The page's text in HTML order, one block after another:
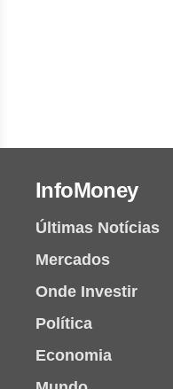
InfoMoney
Últimas Notícias
Mercados
Onde Investir
Política
Economia